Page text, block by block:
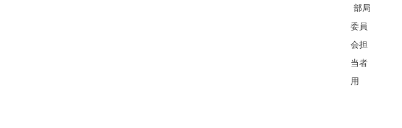
部局
委員
会担
当者
用